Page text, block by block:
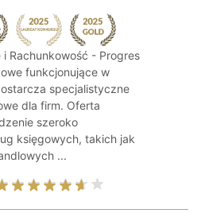
i Rachunkowość - Progres
funkcjonujące w
specjalistyczne
dla firm. Oferta
szeroko
księgowych, takich jak
...